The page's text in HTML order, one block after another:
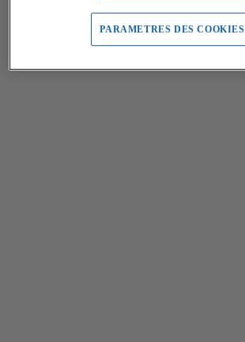
PARAMETRES DES COOKIES